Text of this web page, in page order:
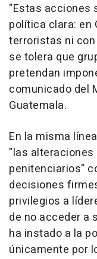
"Estas acciones
política clara: en
terroristas ni
se tolera que
pretendan
comunicado del
Guatemala.
En la misma
"las
penitenciarios"
decisiones
privilegios a
de no acceder a
ha instado a la
únicamente por